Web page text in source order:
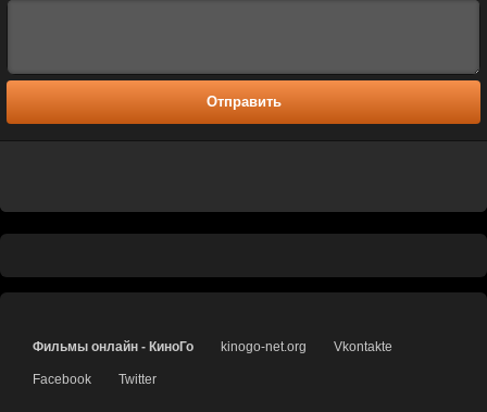
Отправить
Фильмы онлайн - КиноГо kinogo-net.org Vkontakte
Facebook Twitter